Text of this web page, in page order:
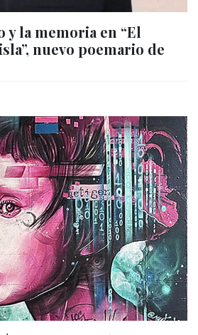
y la memoria en “El
nuevo poemario de